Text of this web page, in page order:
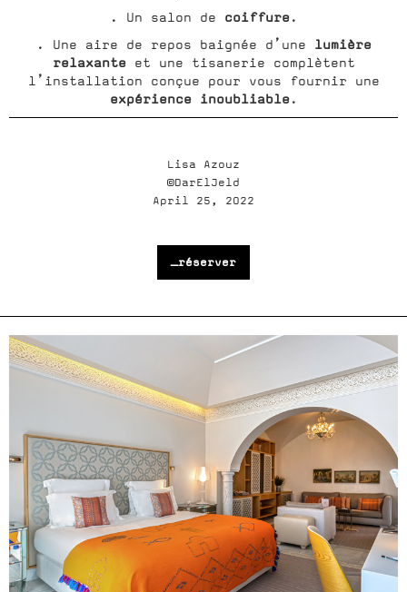
. Un salon de coiffure.
. Une aire de repos baignée d’une lumière
relaxanteet une tisanerie complètent
l’installation conçue pour vous fournir une
expérience inoubliable.
Lisa Azouz
©DarElJeld
April 25, 2022
_réserver